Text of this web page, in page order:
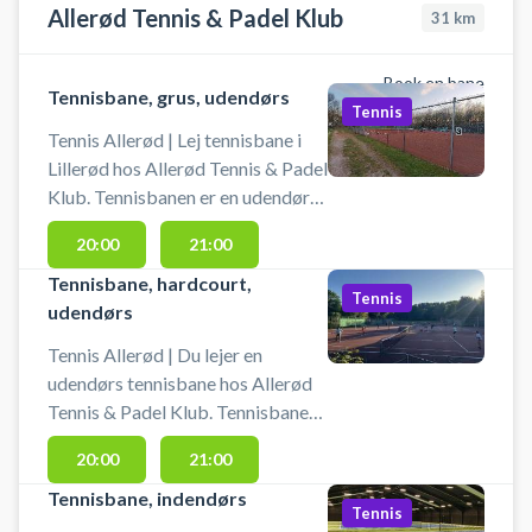
Allerød Tennis & Padel Klub 31 km
Book en bane
Tennisbane, grus, udendørs
Tennis Allerød | Lej tennisbane i
Lillerød hos Allerød Tennis & Padel
Klub. Tennisbanen er en udendørs
grusbane. Book tennisbane på
grus og spil tennis i Allerød på en
af 7 grusbaner. Udover 7
grusbaner er der udendørs 2
baner, 2 padelbaner og en
indendørs tennishal med 3
tennisbaner. Medbring selv udstyr
- ketcher og bolde. Gratis
parkering ved tennisbanerne i
Lillerød på Rørmosevænget 10,
Tennis
20:00 21:00
Tennisbane, hardcourt,
udendørs
Tennis Allerød | Du lejer en
udendørs tennisbane hos Allerød
Tennis & Padel Klub. Tennisbanen
er udendørs og der spilles på et
hardcourt / asfaltunderlag, som
gør det muligt at spille hele året.
Tennis
20:00 21:00
Tennisbane, indendørs
Tennis